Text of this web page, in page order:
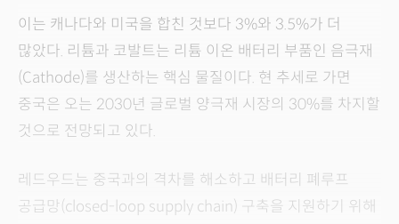
이는 캐나다와 미국을 합친 것보다 3%와 3.5%가 더
많았다. 리튬과 코발트는 리튬 이온 배터리 부품인 음극재
(Cathode)를 생산하는 핵심 물질이다. 현 추세로 가면
중국은 오는 2030년 글로벌 양극재 시장의 30%를 차지할
것으로 전망되고 있다.
레드우드는 중국과의 격차를 해소하고 배터리 폐루프
공급망(closed-loop supply chain) 구축을 지원하기 위해